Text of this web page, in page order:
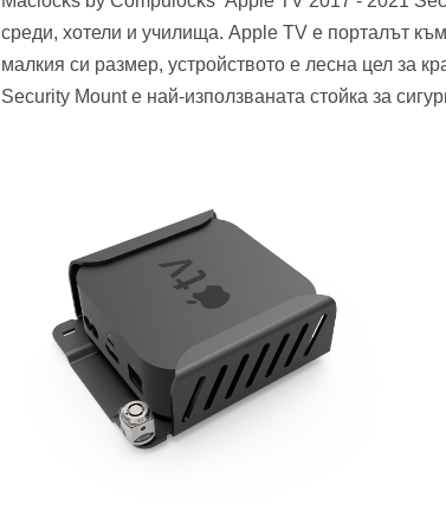
среди, хотели и училища. Apple TV е порталът
малкия си размер, устройството е лесна цел за
Security Mount е най-използваната стойка за